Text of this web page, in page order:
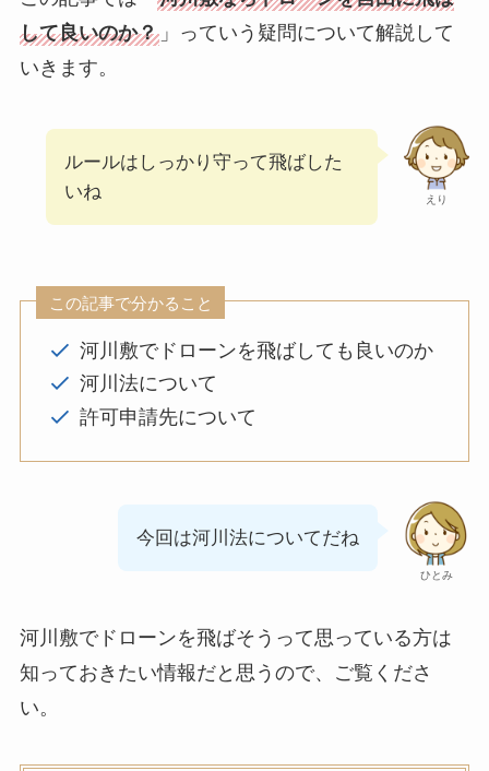
して良いのか？」っていう疑問について解説して
いきます。
えり
ルールはしっかり守って飛ばした
いね
この記事で分かること
河川敷でドローンを飛ばしても良いのか
河川法について
許可申請先について
ひとみ
今回は河川法についてだね
河川敷でドローンを飛ばそうって思っている方は
知っておきたい情報だと思うので、ご覧くださ
い。